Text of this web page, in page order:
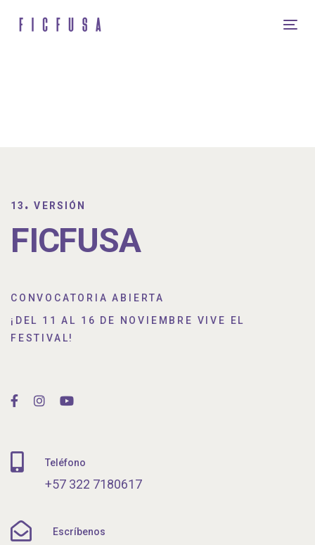
links
13 . VERSIÓN
FICFUSA
CONVOCATORIA ABIERTA
¡DEL 11 AL 16 DE NOVIEMBRE VIVE EL
FESTIVAL!
Teléfono
+57 322 7180617
Escríbenos